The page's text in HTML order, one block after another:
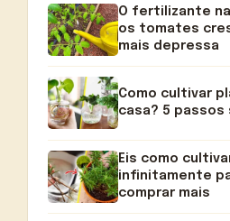
O fertilizante
os tomates
mais depressa
Como cultivar
casa? 5 passos
Eis como
infinitamente
comprar mais